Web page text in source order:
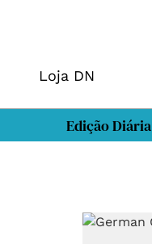
Loja DN
Edição Diária